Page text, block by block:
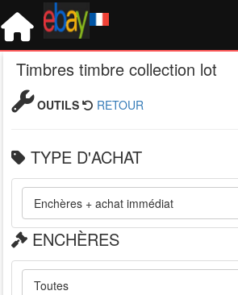
Timbres timbre collection lot
OUTILS RETOUR
TYPE D'ACHAT
ENCHÈRES